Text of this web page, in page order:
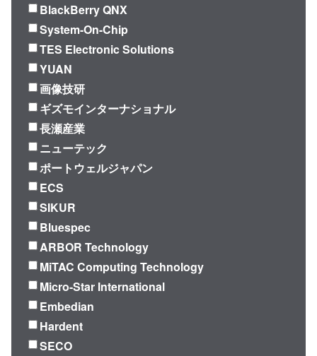
BlackBerry QNX
System-On-Chip
TES Electronic Solutions
YUAN
画像技研
ギズモインターナショナル
長瀬産業
ニューテック
ポートウェルジャパン
ECS
SIKUR
Bluespec
ARBOR Technology
MiTAC Computing Technology
Micro-Star International
Embedian
Hardent
SECO